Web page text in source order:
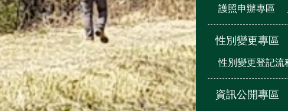
護照申辦專區
性別變更專區
性別變更登記流
資訊公開專區